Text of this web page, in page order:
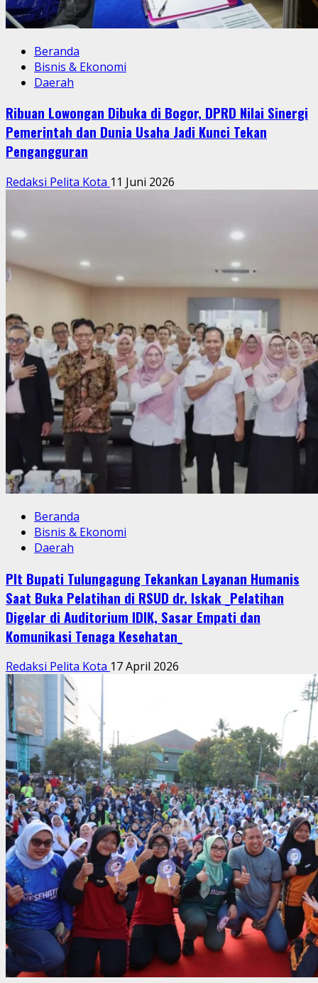
Beranda
Bisnis & Ekonomi
Daerah
Ribuan Lowongan Dibuka di Bogor, DPRD Nilai Sinergi
Pemerintah dan Dunia Usaha Jadi Kunci Tekan
Pengangguran
Redaksi Pelita Kota 11 Juni 2026
Beranda
Bisnis & Ekonomi
Daerah
Plt Bupati Tulungagung Tekankan Layanan Humanis
Saat Buka Pelatihan di RSUD dr. Iskak _Pelatihan
Digelar di Auditorium IDIK, Sasar Empati dan
Komunikasi Tenaga Kesehatan_
Redaksi Pelita Kota 17 April 2026